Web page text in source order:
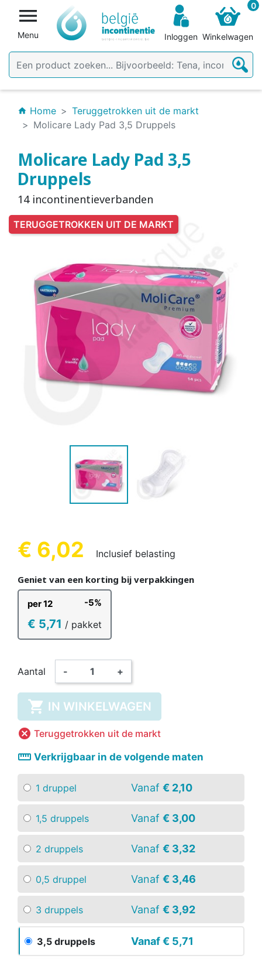

Menu Inloggen
0
Winkelwagen
home Home
Teruggetrokken uit de markt
Molicare Lady Pad 3,5 Druppels
Molicare Lady Pad 3,5
Druppels
14 incontinentieverbanden
TERUGGETROKKEN UIT DE MARKT
€ 6,02 Inclusief belasting
Geniet van een korting bij verpakkingen
per 12 -5%
€ 5,71 / pakket
Aantal - +
 IN WINKELWAGEN
 Teruggetrokken uit de markt
straighten Verkrijgbaar in de volgende maten
1 druppel Vanaf € 2,10
1,5 druppels Vanaf € 3,00
2 druppels Vanaf € 3,32
0,5 druppel Vanaf € 3,46
3 druppels Vanaf € 3,92
3,5 druppels Vanaf€ 5,71